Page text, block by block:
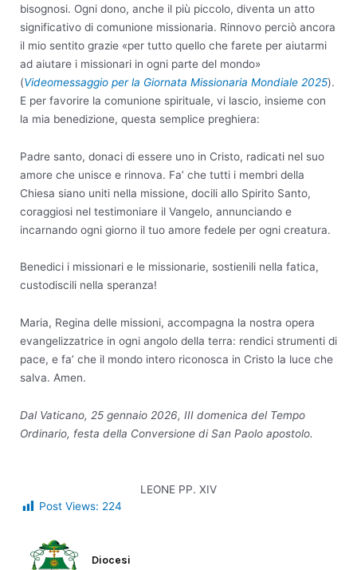
bisognosi. Ogni dono, anche il più piccolo, diventa un atto
significativo di comunione missionaria. Rinnovo perciò ancora
il mio sentito grazie «per tutto quello che farete per aiutarmi
ad aiutare i missionari in ogni parte del mondo»
(Videomessaggio per la Giornata Missionaria Mondiale 2025).
E per favorire la comunione spirituale, vi lascio, insieme con
la mia benedizione, questa semplice preghiera:
Padre santo, donaci di essere uno in Cristo, radicati nel suo
amore che unisce e rinnova. Fa’ che tutti i membri della
Chiesa siano uniti nella missione, docili allo Spirito Santo,
coraggiosi nel testimoniare il Vangelo, annunciando e
incarnando ogni giorno il tuo amore fedele per ogni creatura.
Benedici i missionari e le missionarie, sostienili nella fatica,
custodiscili nella speranza!
Maria, Regina delle missioni, accompagna la nostra opera
evangelizzatrice in ogni angolo della terra: rendici strumenti di
pace, e fa’ che il mondo intero riconosca in Cristo la luce che
salva. Amen.
Dal Vaticano, 25 gennaio 2026, III domenica del Tempo
Ordinario, festa della Conversione di San Paolo apostolo.
LEONE PP. XIV
Post Views: 224
Diocesi